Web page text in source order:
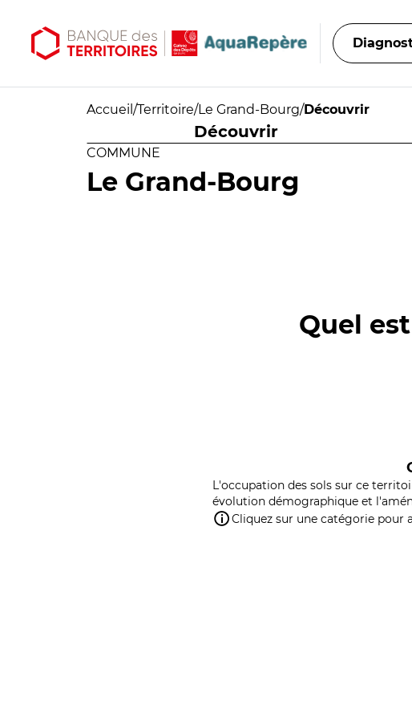
Accueil /Territoire/Le Grand-Bourg/Découvrir
Découvrir
COMMUNE
Le Grand-Bourg
Quel
L'occupation des sols sur ce
évolution démographique et
Cliquez sur une catégorie pour